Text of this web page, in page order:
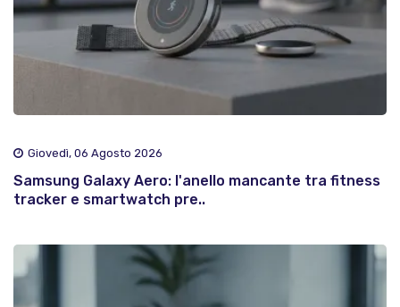
Giovedì, 06 Agosto 2026
Samsung Galaxy Aero: l'anello mancante tra fitness
tracker e smartwatch pre..